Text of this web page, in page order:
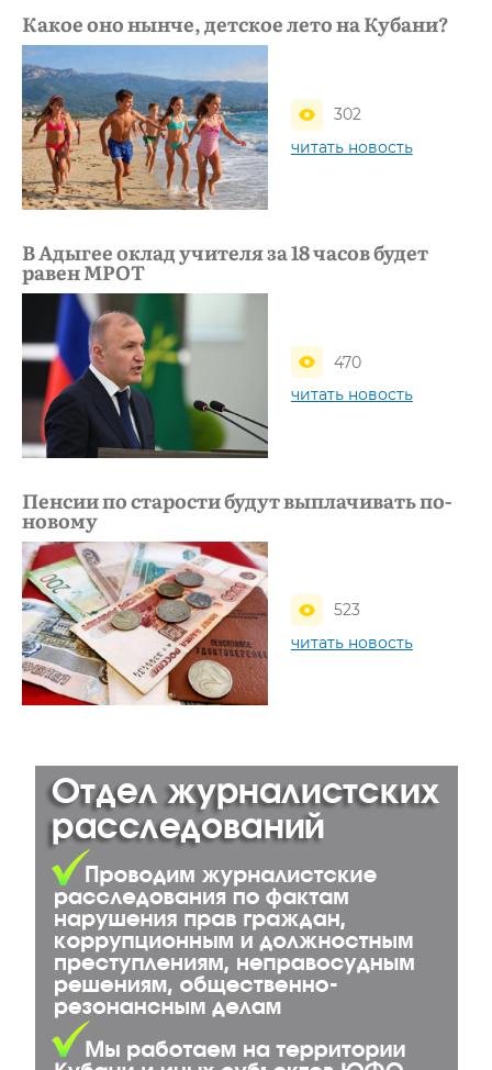
Какое оно нынче, детское лето на Кубани?
302
читать новость
В Адыгее оклад учителя за 18 часов будет
равен МРОТ
470
читать новость
Пенсии по старости будут выплачивать по-
новому
523
читать новость